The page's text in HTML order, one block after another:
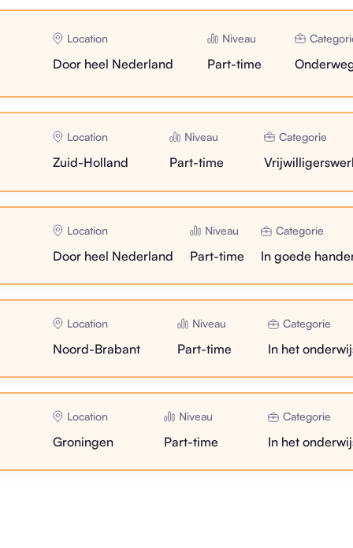
Location
Door heel Nederland
Niveau
Part-time
Location
Zuid-Holland
Niveau
Part-time
Categorie
Location
Door heel Nederland
Niveau
Part-time
Categorie
In goede
Location
Noord-Brabant
Niveau
Part-time
Categorie
In het
Location
Groningen
Niveau
Part-time
Categorie
In het